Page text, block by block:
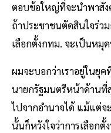
ตอบข้อใหญ่ที่จะนำพาสัง
ถ้าประชาชนตัดสินใจร่ว
เลือกตั้งกทม. จะเป็นหมุ
ผมจะบอกว่าเราอยู่ในยุ
นายกรัฐมนตรีหน้าด้านที่
ไปจากอำนาจได้ แม้แต่จ
นั้นก็หวังใจว่าการเลือกตั้